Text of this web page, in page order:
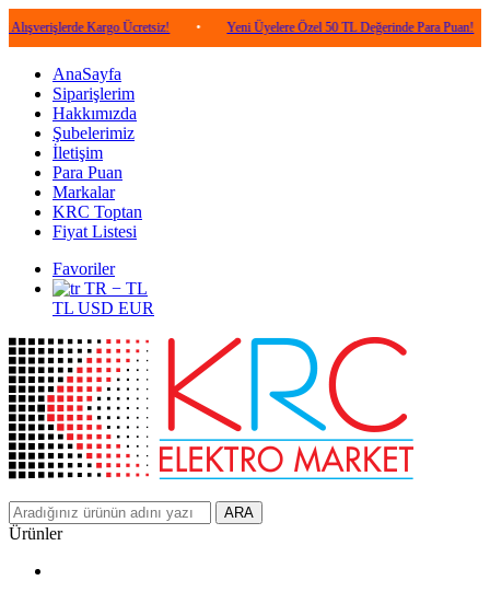
Kargo Ücretsiz! • Yeni Üyelere Özel 50 TL Değerinde Para Puan! •
AnaSayfa
Siparişlerim
Hakkımızda
Şubelerimiz
İletişim
Para Puan
Markalar
KRC Toptan
Fiyat Listesi
Favoriler
TR − TL
TL USD EUR
ARA
Ürünler